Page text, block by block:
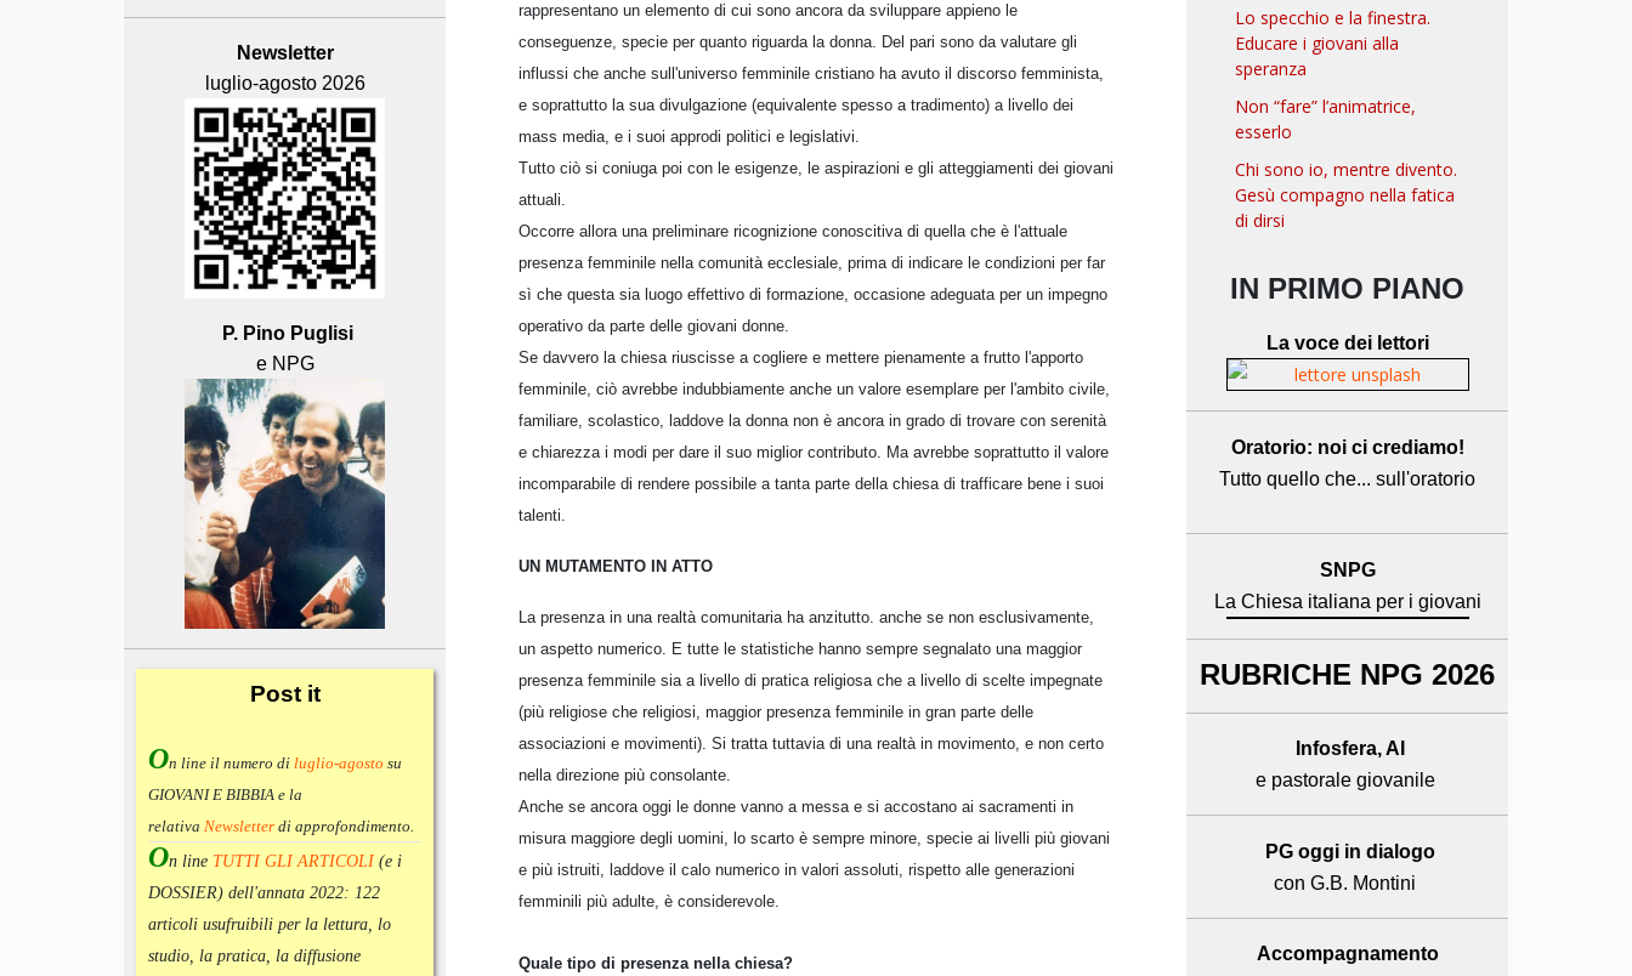
Newsletter
luglio-agosto 2026
P. Pino Puglisi
e NPG
Postit
On line il numero di luglio-agosto su
GIOVANI E BIBBIA e la
relativa Newsletter di approfondimento.
On line TUTTI GLI ARTICOLI (e i
DOSSIER) dell'annata 2022: 122
articoli usufruibili per la lettura, lo
studio, la pratica, la diffusione
rappresentano un elemento di cui sono ancora da sviluppare appieno le
conseguenze, specie per quanto riguarda la donna. Del pari sono da valutare gli
influssi che anche sull'universo femminile cristiano ha avuto il discorso femminista,
e soprattutto la sua divulgazione (equivalente spesso a tradimento) a livello dei
mass media, e i suoi approdi politici e legislativi.
Tutto ciò si coniuga poi con le esigenze, le aspirazioni e gli atteggiamenti dei giovani
attuali.
Occorre allora una preliminare ricognizione conoscitiva di quella che è l'attuale
presenza femminile nella comunità ecclesiale, prima di indicare le condizioni per far
sì che questa sia luogo effettivo di formazione, occasione adeguata per un impegno
operativo da parte delle giovani donne.
Se davvero la chiesa riuscisse a cogliere e mettere pienamente a frutto l'apporto
femminile, ciò avrebbe indubbiamente anche un valore esemplare per l'ambito civile,
familiare, scolastico, laddove la donna non è ancora in grado di trovare con serenità
e chiarezza i modi per dare il suo miglior contributo. Ma avrebbe soprattutto il valore
incomparabile di rendere possibile a tanta parte della chiesa di trafficare bene i suoi
talenti.
UN MUTAMENTO IN ATTO
La presenza in una realtà comunitaria ha anzitutto. anche se non esclusivamente,
un aspetto numerico. E tutte le statistiche hanno sempre segnalato una maggior
presenza femminile sia a livello di pratica religiosa che a livello di scelte impegnate
(più religiose che religiosi, maggior presenza femminile in gran parte delle
associazioni e movimenti). Si tratta tuttavia di una realtà in movimento, e non certo
nella direzione più consolante.
Anche se ancora oggi le donne vanno a messa e si accostano ai sacramenti in
misura maggiore degli uomini, lo scarto è sempre minore, specie ai livelli più giovani
e più istruiti, laddove il calo numerico in valori assoluti, rispetto alle generazioni
femminili più adulte, è considerevole.
Quale tipo di presenza nella chiesa?
Lo specchio e la finestra.
Educare i giovani alla
speranza
Non “fare” l’animatrice,
esserlo
Chi sono io, mentre divento.
Gesù compagno nella fatica
di dirsi
IN PRIMO PIANO
La voce dei lettori
Oratorio: noi ci crediamo!
Tutto quello che... sull'oratorio
SNPG
La Chiesa italiana per i giovani
RUBRICHE NPG 2026
Infosfera, AI
e pastorale giovanile
PG oggi in dialogo
con G.B. Montini
Accompagnamento